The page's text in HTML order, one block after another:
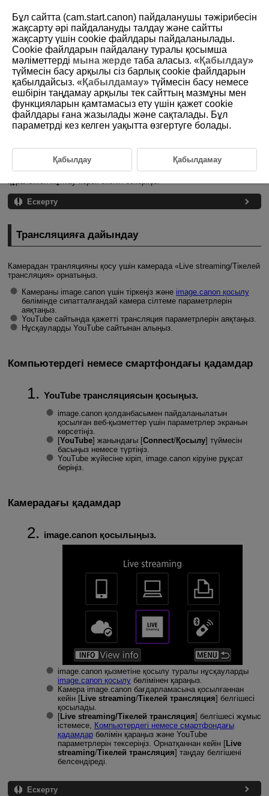
D185-177
Ағынды кескіндер
Трансляцияға дайындау
Тікелей трансляция
құралын (бөлек сатылады) пайдалануға болады. Трансляцияны
бастамас бұрын камераныBR-E1(
) сымсыз қашықтан басқару
құралымен жұптау керек екенін ескеріңіз.
Ескерту
Трансляцияға дайындау
Камерадан транляцияны қосу үшін камерада «Live streaming/Тікелей
трансляция» орнатыңыз.
Камераны image.canon үшін тіркеңіз және image.canon қосылу
бөлімінде сипатталғандай камера сілтеме параметрлерін
аяқтаңыз.
YouTube сайтында қажетті трансляция параметрлерін аяқтаңыз.
Нұсқауларды YouTube сайтынан алыңыз.
Компьютердегі немесе смартфондағы қадамдар
YouTube трансляциясын қосыңыз.
image.canon қолданбасымен пайдаланылатын
қосылған веб-қызметтер үшін параметрлер экранын
көрсетіңіз.
[YouTube] жанындағы [Connect/Қосылу] түймесін
басыңыз немесе түртіңіз.
YouTube жүйесіне кіріп, image.canon кіруіне рұқсат
беріңіз.
Камерадағы қадамдар
image.canon қосылыңыз.
image.canon қызметіне қосылу туралы нұсқауларды
image.canon қосылубөлімінен қараңыз.
Камера image.canon бағдарламасына қосылғаннан
кейін [Live streaming/Тікелей трансляция] белгішесі
қосылады.
[Live streaming/Тікелей трансляция] белгішесі жұмыс
істемесе,
Компьютердегі немесе смартфондағы
қадамдарбөлімін қараңыз және YouTube
параметрлерін тексеріңіз. Орнатқаннан кейін [Live
streaming/Тікелей трансляция] таңдау белгішені
белсендіреді.
Ескерту
Бұл сайтта (cam.start.canon) пайдаланушы тәжірибесін
жақсарту әрі пайдалануды талдау және сайтты
жақсарту үшін сookie файлдары пайдаланылады.
Cookie файлдарын пайдалану туралы қосымша
мәліметтерді мына жерде таба аласыз. «Қабылдау»
түймесін басу арқылы сіз барлық cookie файлдарын
қабылдайсыз. «Қабылдамау» түймесін басу немесе
ешбірін таңдамау арқылы тек сайттың мазмұны мен
функцияларын қамтамасыз ету үшін қажет cookie
файлдары ғана жазылады және сақталады. Бұл
параметрді кез келген уақытта өзгертуге болады.
Қабылдау Қабылдамау